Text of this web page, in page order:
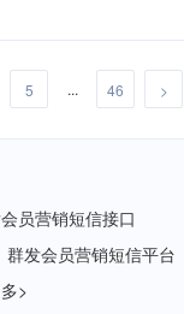
5 ... 46 >
员营销短信接口
群发会员营销短信平台
>